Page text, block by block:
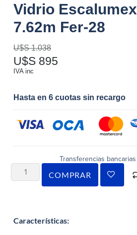
Vidrio Escalumex
7.62m Fer-28
U$S1.038
U$S 895
IVA inc
Hasta en 6 cuotas sin recargo
Transferencias bancarias
COMPRAR
Características: